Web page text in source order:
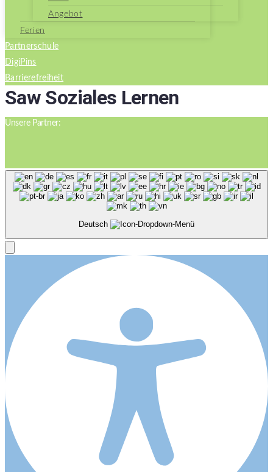
Angebot
Ferien
Partnerschule
DigiPins
Barrierefreiheit
Saw Soziales Lernen
Unsere Partner:
Deutsch